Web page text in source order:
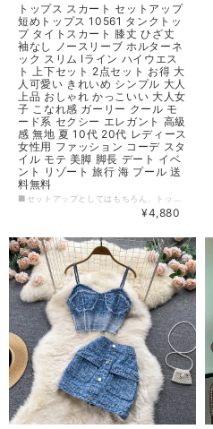
トップス スカート セットアップ
短めトップス 10561 タンクトッ
プ タイトスカート 膝丈 ひざ丈
袖なし ノースリーブ ホルターネ
ック スリム Iライン ハイウエス
ト 上下セット 2点セット お得 大
人可愛い きれいめ シンプル 大人
上品 おしゃれ かっこいい 大人女
子 こなれ感 ガーリー クール モ
ード系 セクシー エレガント 高級
感 無地 夏 10代 20代 レディース
女性用 ファッション コーデ スタ
イル モテ 美脚 脚長 デート イベ
ント リゾート 旅行 海 プール 送
料無料
¥4,880